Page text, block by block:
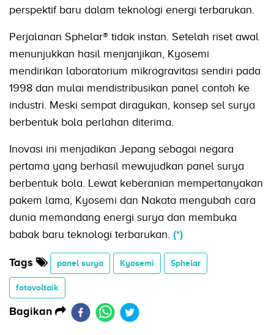
perspektif baru dalam teknologi energi terbarukan.
Perjalanan Sphelar® tidak instan. Setelah riset awal
menunjukkan hasil menjanjikan, Kyosemi
mendirikan laboratorium mikrogravitasi sendiri pada
1998 dan mulai mendistribusikan panel contoh ke
industri. Meski sempat diragukan, konsep sel surya
berbentuk bola perlahan diterima.
Inovasi ini menjadikan Jepang sebagai negara
pertama yang berhasil mewujudkan panel surya
berbentuk bola. Lewat keberanian mempertanyakan
pakem lama, Kyosemi dan Nakata mengubah cara
dunia memandang energi surya dan membuka
babak baru teknologi terbarukan. (*)
Tags panel surya Kyosemi Sphelar
fotovoltaik
Bagikan